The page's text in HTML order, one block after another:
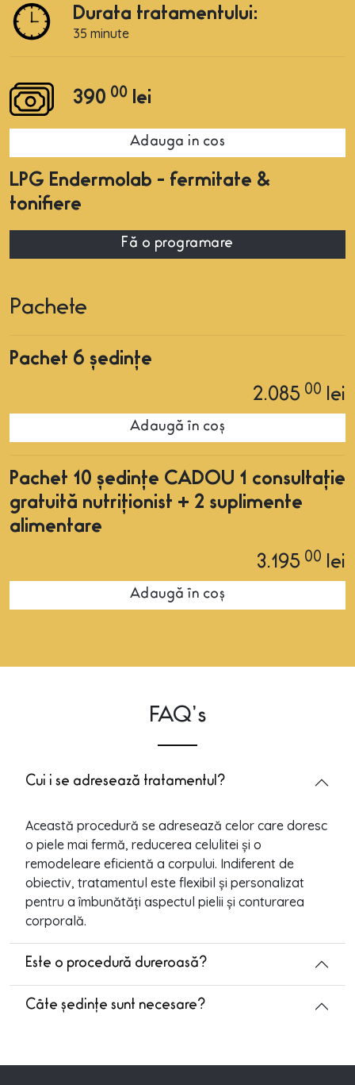
Durata tratamentului:
35 minute
390 00 lei
Adauga in cos
LPG Endermolab - fermitate &
tonifiere
Fă o programare
Pachete
Pachet 6 ședințe
2.085 00 lei
Adaugă în coș
Pachet 10 ședințe CADOU 1 consultație
gratuită nutriționist + 2 suplimente
alimentare
3.195 00 lei
Adaugă în coș
FAQ’s
Cui i se adresează tratamentul?
Această procedură se adresează celor care doresc
o piele mai fermă, reducerea celulitei și o
remodeleare eficientă a corpului. Indiferent de
obiectiv, tratamentul este flexibil și personalizat
pentru a îmbunătăți aspectul pielii și conturarea
corporală.
Este o procedură dureroasă?
Câte ședințe sunt necesare?